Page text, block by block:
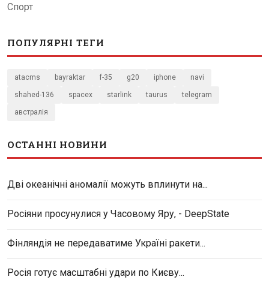
Спорт
ПОПУЛЯРНІ ТЕГИ
atacms bayraktar f-35 g20 iphone navi
shahed-136 spacex starlink taurus telegram
австралія
ОСТАННІ НОВИНИ
Дві океанічні аномалії можуть вплинути на...
Росіяни просунулися у Часовому Яру, - DeepState
Фінляндія не передаватиме Україні ракети...
Росія готує масштабні удари по Києву...